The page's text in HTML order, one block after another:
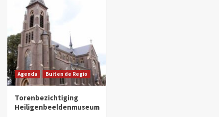
Agenda Buiten de Regio
Torenbezichtiging
Heiligenbeeldenmuseum